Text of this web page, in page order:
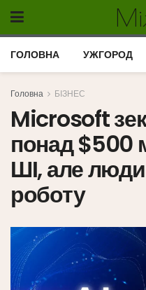
ГОЛОВНА УЖГОРОД
Головна БІЗНЕС
Microsoft
понад $500
ШІ, але
роботу